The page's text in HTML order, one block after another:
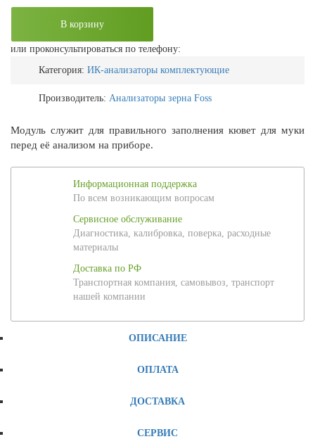
В корзину
или проконсультироваться по телефону:
Категория: ИК-анализаторы комплектующие
Производитель: Анализаторы зерна Foss
Модуль служит для правильного заполнения кювет для муки
перед её анализом на приборе.
Информационная поддержка
По всем возникающим вопросам
Сервисное обслуживание
Диагностика, калибровка, поверка, расходные
материалы
Доставка по РФ
Транспортная компания, самовывоз, транспорт
нашей компании
ОПИСАНИЕ
ОПЛАТА
ДОСТАВКА
СЕРВИС